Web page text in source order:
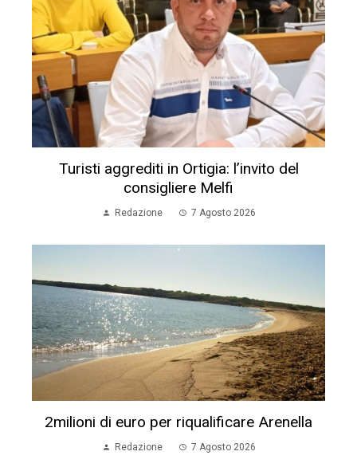
Turisti aggrediti in Ortigia: l’invito del
consigliere Melfi
Redazione 7 Agosto 2026
2milioni di euro per riqualificare Arenella
Redazione 7 Agosto 2026